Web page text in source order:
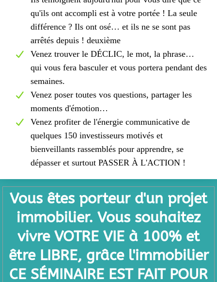
qu'ils ont accompli est à votre portée ! La seule
différence ? Ils ont osé… et ils ne se sont pas
arrêtés depuis ! deuxième
Venez trouver le DÉCLIC, le mot, la phrase…
qui vous fera basculer et vous portera pendant des
semaines.
Venez poser toutes vos questions, partager les
moments d'émotion…
Venez profiter de l'énergie communicative de
quelques 150 investisseurs motivés et
bienveillants rassemblés pour apprendre, se
dépasser et surtout PASSER À L'ACTION !
Vous êtes porteur d'un projet
immobilier. Vous souhaitez
vivre VOTRE VIE à 100% et
être LIBRE, grâce l'immobilier
CE SÉMINAIRE EST FAIT POUR